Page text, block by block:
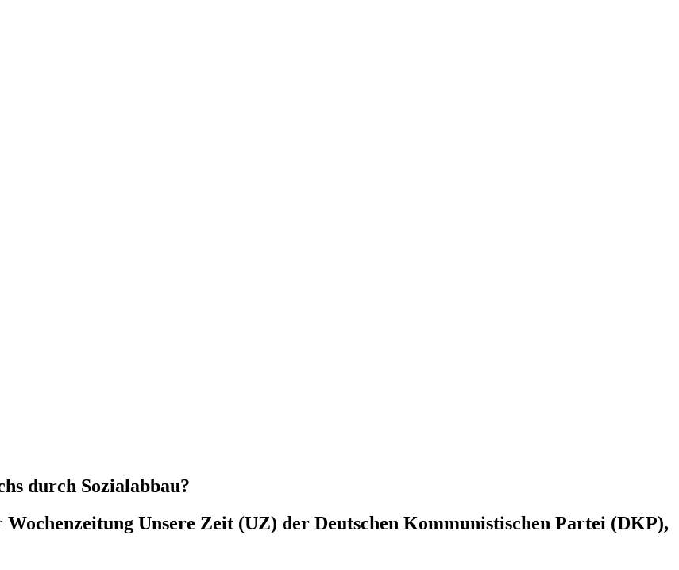
durch Sozialabbau?
Unsere Zeit (UZ) der Deutschen Kommunistischen Partei (DKP),